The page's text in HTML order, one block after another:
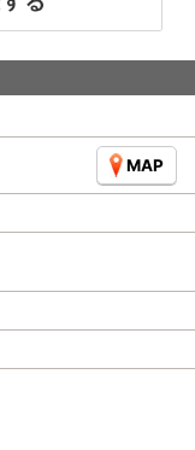
MAP